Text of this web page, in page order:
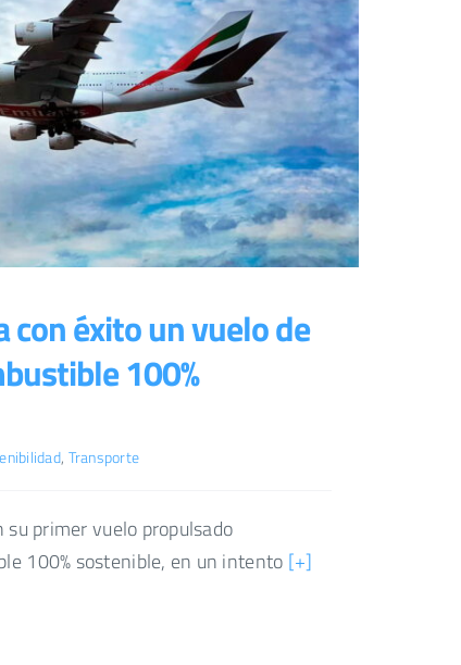
con éxito un vuelo de
100%
, Transporte
primer vuelo propulsado
100% sostenible, en un intento [+]